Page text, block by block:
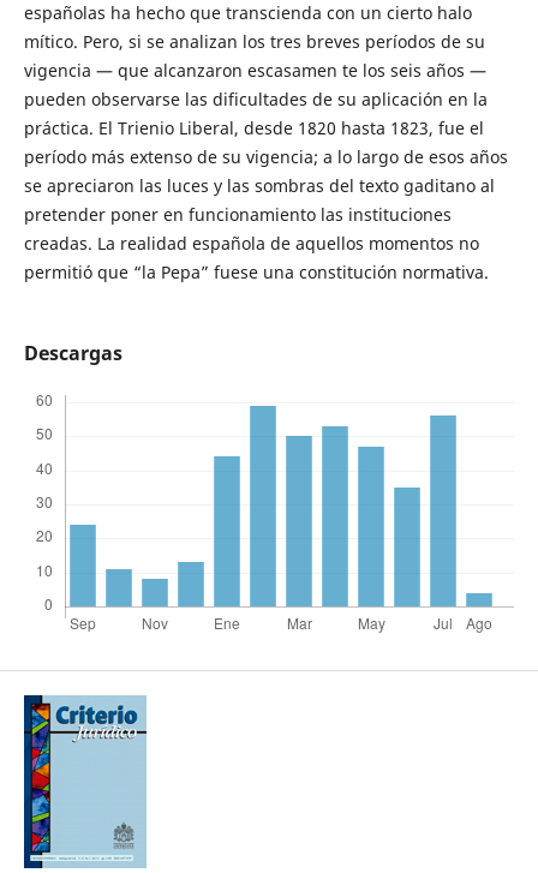
españolas ha hecho que transcienda con un cierto halo
mítico. Pero, si se analizan los tres breves períodos de su
vigencia — que alcanzaron escasamen te los seis años —
pueden observarse las dificultades de su aplicación en la
práctica. El Trienio Liberal, desde 1820 hasta 1823, fue el
período más extenso de su vigencia; a lo largo de esos años
se apreciaron las luces y las sombras del texto gaditano al
pretender poner en funcionamiento las instituciones
creadas. La realidad española de aquellos momentos no
permitió que “la Pepa” fuese una constitución normativa.
Descargas